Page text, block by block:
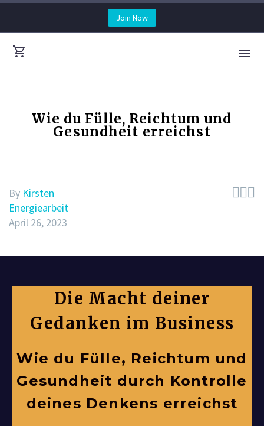
Join Now
Wie du Fülle, Reichtum und
Gesundheit erreichst

By Kirsten
Energiearbeit
April 26, 2023
Die Macht deiner
Gedanken im Business
Wie du Fülle, Reichtum und
Gesundheit durch Kontrolle
deines Denkens erreichst